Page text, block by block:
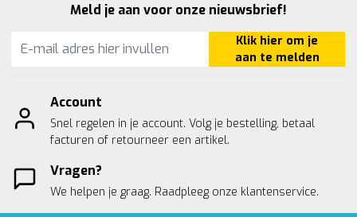
Meld je aan voor onze nieuwsbrief!
Klik hier om je
aan te melden
Account
Snel regelen in je account. Volg je bestelling, betaal
facturen of retourneer een artikel.
Vragen?
We helpen je graag. Raadpleeg onze klantenservice.